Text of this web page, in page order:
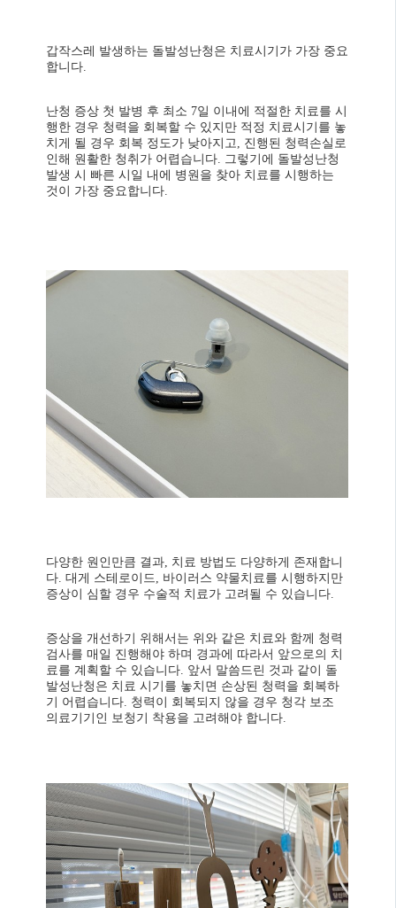
갑작스레 발생하는 돌발성난청은 치료시기가 가장 중요
합니다.
난청 증상 첫 발병 후 최소 7일 이내에 적절한 치료를 시
행한 경우 청력을 회복할 수 있지만 적정 치료시기를 놓
치게 될 경우 회복 정도가 낮아지고, 진행된 청력손실로
인해 원활한 청취가 어렵습니다. 그렇기에 돌발성난청
발생 시 빠른 시일 내에 병원을 찾아 치료를 시행하는
것이 가장 중요합니다.
다양한 원인만큼 결과, 치료 방법도 다양하게 존재합니
다. 대게 스테로이드, 바이러스 약물치료를 시행하지만
증상이 심할 경우 수술적 치료가 고려될 수 있습니다.
증상을 개선하기 위해서는 위와 같은 치료와 함께 청력
검사를 매일 진행해야 하며 경과에 따라서 앞으로의 치
료를 계획할 수 있습니다. 앞서 말씀드린 것과 같이 돌
발성난청은 치료 시기를 놓치면 손상된 청력을 회복하
기 어렵습니다. 청력이 회복되지 않을 경우 청각 보조
의료기기인 보청기 착용을 고려해야 합니다.